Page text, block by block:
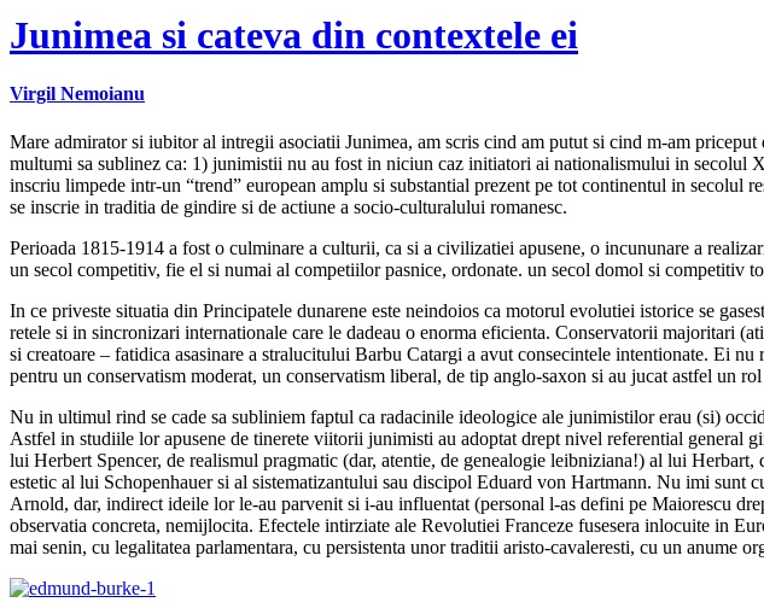
Junimea si cateva din contextele ei
Virgil Nemoianu
Mare admirator si iubitor al intregii asociatii Junimea, am scris cind am putut si cind m-am
multumi sa sublinez ca: 1) junimistii nu au fost in niciun caz initiatori ai nationalismului in
inscriu limpede intr-un “trend” european amplu si substantial prezent pe tot continentul in
se inscrie in traditia de gindire si de actiune a socio-culturalului romanesc.
Perioada 1815-1914 a fost o culminare a culturii, ca si a civilizatiei apusene, o incununare a
un secol competitiv, fie el si numai al competiilor pasnice, ordonate. un secol domol si competitiv
In ce priveste situatia din Principatele dunarene este neindoios ca motorul evolutiei istorice se
retele si in sincronizari internationale care le dadeau o enorma eficienta. Conservatorii majoritari
si creatoare – fatidica asasinare a stralucitului Barbu Catargi a avut consecintele intentionate. Ei
pentru un conservatism moderat, un conservatism liberal, de tip anglo-saxon si au jucat astfel un
Nu in ultimul rind se cade sa subliniem faptul ca radacinile ideologice ale junimistilor erau (si)
Astfel in studiile lor apusene de tinerete viitorii junimisti au adoptat drept nivel referential
lui Herbert Spencer, de realismul pragmatic (dar, atentie, de genealogie leibniziana!) al lui
estetic al lui Schopenhauer si al sistematizantului sau discipol Eduard von Hartmann. Nu imi
Arnold, dar, indirect ideile lor le-au parvenit si i-au influentat (personal l-as defini pe Maiorescu
observatia concreta, nemijlocita. Efectele intirziate ale Revolutiei Franceze fusesera inlocuite in
mai senin, cu legalitatea parlamentara, cu persistenta unor traditii aristo-cavaleresti, cu un anume